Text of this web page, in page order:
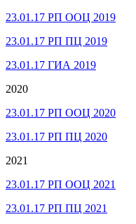
23.01.17 РП ООЦ 2019
23.01.17 РП ПЦ 2019
23.01.17 ГИА 2019
2020
23.01.17 РП ООЦ 2020
23.01.17 РП ПЦ 2020
2021
23.01.17 РП ООЦ 2021
23.01.17 РП ПЦ 2021